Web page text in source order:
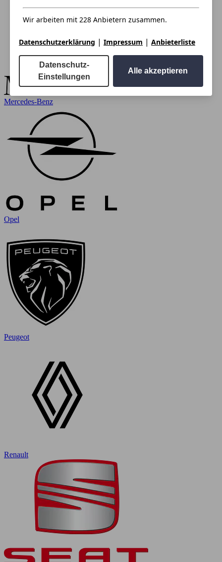
Mercedes-Benz
Opel
Peugeot
Renault
Wir arbeiten mit 228 Anbietern zusammen.
Datenschutzerklärung | Impressum | Anbieterliste
Datenschutz-
Einstellungen
Alle akzeptieren